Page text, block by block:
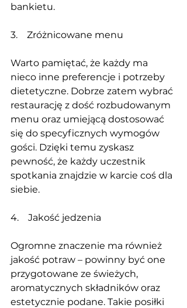
bankietu.
3.    Zróżnicowane menu
Warto pamiętać, że każdy ma
nieco inne preferencje i potrzeby
dietetyczne. Dobrze zatem wybrać
restaurację z dość rozbudowanym
menu oraz umiejącą dostosować
się do specyficznych wymogów
gości. Dzięki temu zyskasz
pewność, że każdy uczestnik
spotkania znajdzie w karcie coś dla
siebie.
4.    Jakość jedzenia
Ogromne znaczenie ma również
jakość potraw – powinny być one
przygotowane ze świeżych,
aromatycznych składników oraz
estetycznie podane. Takie posiłki